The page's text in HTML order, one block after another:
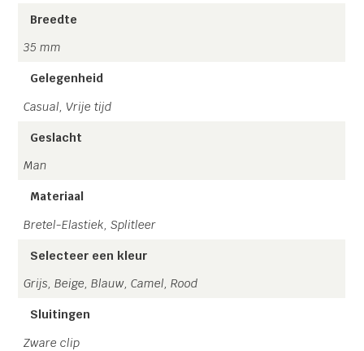
Handgemaakt in Twente en gratis verzending door heel
Breedte
35 mm
Gelegenheid
Casual, Vrije tijd
Geslacht
Man
Materiaal
Bretel-Elastiek, Splitleer
Selecteer een kleur
Grijs, Beige, Blauw, Camel, Rood
Sluitingen
Zware clip